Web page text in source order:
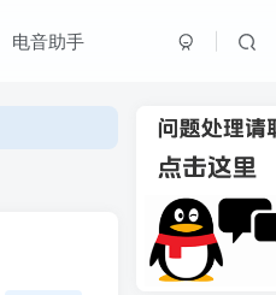
电音助手